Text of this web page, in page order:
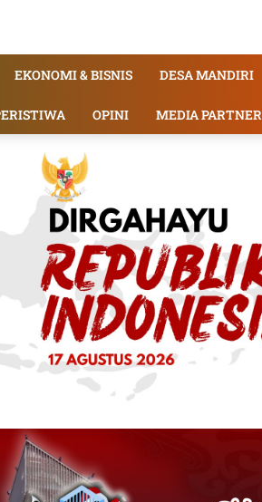
EKONOMI & BISNIS DESA MANDIRI
OPINI MEDIA PARTNER